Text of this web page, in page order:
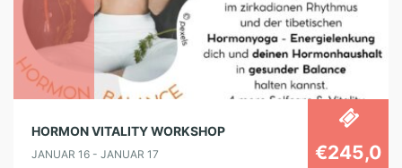
HORMON VITALITY WORKSHOP
JANUAR 16 - JANUAR 17
€245,0